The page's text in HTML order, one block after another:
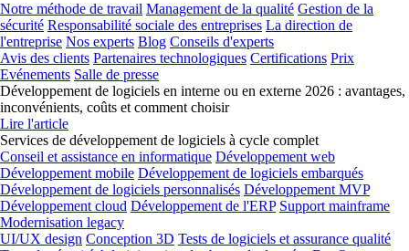
Notre méthode de travail Management de la qualité Gestion de la
sécurité Responsabilité sociale des entreprises La direction de
l'entreprise Nos experts Blog Conseils d'experts
Avis des clients Partenaires technologiques Certifications Prix
Evénements Salle de presse
Développement de logiciels en interne ou en externe 2026 : avantages,
inconvénients, coûts et comment choisir
Lire l'article
Services de développement de logiciels à cycle complet
Conseil et assistance en informatique Développement web
Développement mobile Développement de logiciels embarqués
Développement de logiciels personnalisés Développement MVP
Développement cloud Développement de l'ERP Support mainframe
Modernisation legacy
UI/UX design Conception 3D Tests de logiciels et assurance qualité